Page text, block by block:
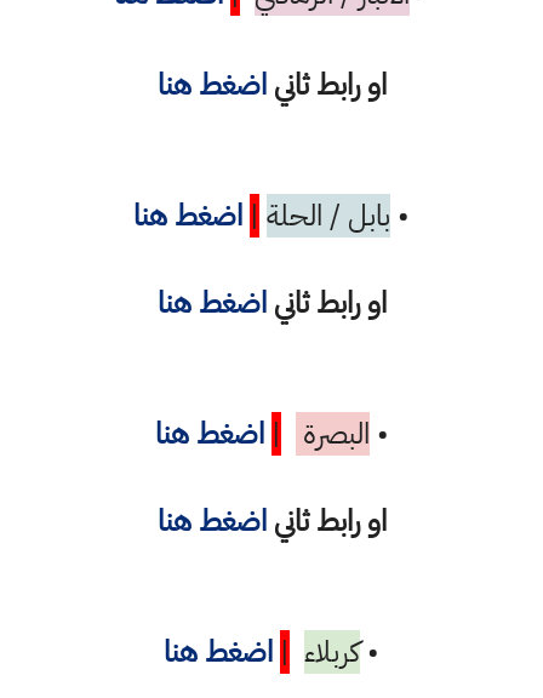
او رابط ثانياضغط هنا
• بابل / الحلة | اضغط هنا
او رابط ثانياضغط هنا
• البصرة | اضغط هنا
او رابط ثانياضغط هنا
•كربلاء | اضغط هنا